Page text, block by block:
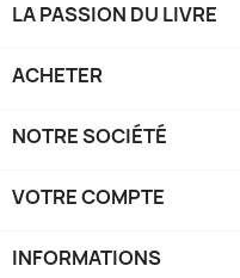
LA PASSION DU LIVRE
ACHETER
NOTRE SOCIÉTÉ
VOTRE COMPTE
INFORMATIONS